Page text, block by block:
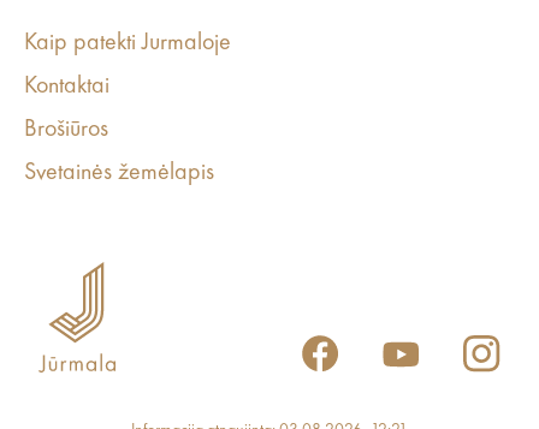
Kaip patekti Jurmaloje
Kontaktai
Brošiūros
Svetainės žemėlapis